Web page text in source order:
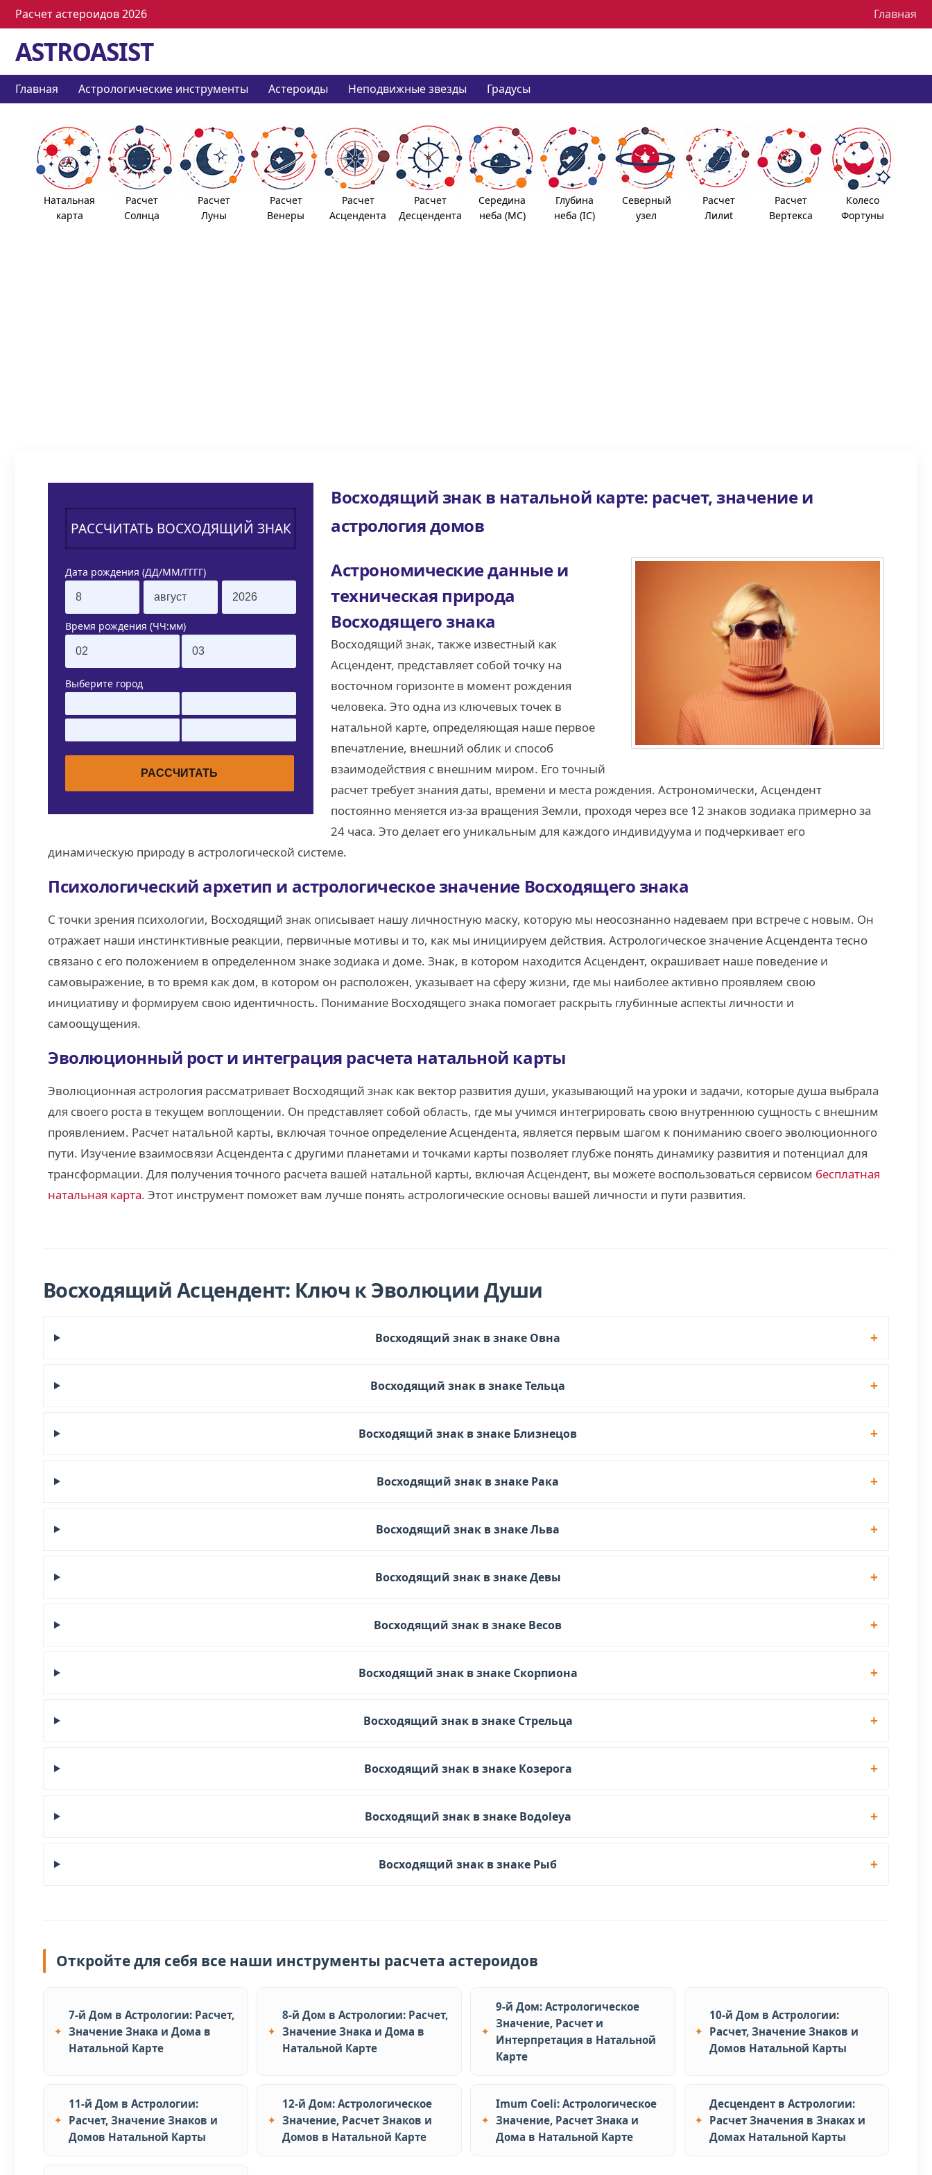
Расчет астероидов 2026 Главная
ASTROASIST
Главная Астрологические инструменты Астероиды Неподвижные звезды Градусы
Натальная
карта
Расчет
Солнца
Расчет
Луны
Расчет
Венеры
Расчет
Асцендента
Расчет
Десцендента
Середина
неба (MC)
Глубина
неба (IC)
Северный
узел
Расчет
Лилиt
Расчет
Вертекса
Колесо
Фортуны
РАССЧИТАТЬ ВОСХОДЯЩИЙ ЗНАК
Дата рождения (ДД/ММ/ГГГГ)
Время рождения (ЧЧ:мм)
Выберите город
Восходящий знак в натальной карте: расчет, значение и
астрология домов
Астрономические данные и
техническая природа
Восходящего знака
Восходящий знак, также известный как
Асцендент, представляет собой точку на
восточном горизонте в момент рождения
человека. Это одна из ключевых точек в
натальной карте, определяющая наше первое
впечатление, внешний облик и способ
взаимодействия с внешним миром. Его точный
расчет требует знания даты, времени и места рождения. Астрономически, Асцендент
постоянно меняется из-за вращения Земли, проходя через все 12 знаков зодиака примерно за
24 часа. Это делает его уникальным для каждого индивидуума и подчеркивает его
динамическую природу в астрологической системе.
Психологический архетип и астрологическое значение Восходящего знака
С точки зрения психологии, Восходящий знак описывает нашу личностную маску, которую мы неосознанно надеваем при встрече с новым. Он
отражает наши инстинктивные реакции, первичные мотивы и то, как мы инициируем действия. Астрологическое значение Асцендента тесно
связано с его положением в определенном знаке зодиака и доме. Знак, в котором находится Асцендент, окрашивает наше поведение и
самовыражение, в то время как дом, в котором он расположен, указывает на сферу жизни, где мы наиболее активно проявляем свою
инициативу и формируем свою идентичность. Понимание Восходящего знака помогает раскрыть глубинные аспекты личности и
самоощущения.
Эволюционный рост и интеграция расчета натальной карты
Эволюционная астрология рассматривает Восходящий знак как вектор развития души, указывающий на уроки и задачи, которые душа выбрала
для своего роста в текущем воплощении. Он представляет собой область, где мы учимся интегрировать свою внутреннюю сущность с внешним
проявлением. Расчет натальной карты, включая точное определение Асцендента, является первым шагом к пониманию своего эволюционного
пути. Изучение взаимосвязи Асцендента с другими планетами и точками карты позволяет глубже понять динамику развития и потенциал для
трансформации. Для получения точного расчета вашей натальной карты, включая Асцендент, вы можете воспользоваться сервисом бесплатная
натальная карта. Этот инструмент поможет вам лучше понять астрологические основы вашей личности и пути развития.
Восходящий Асцендент: Ключ к Эволюции Души
Восходящий знак в знаке Овна
Восходящий знак в знаке Тельца
Восходящий знак в знаке Близнецов
Восходящий знак в знаке Рака
Восходящий знак в знаке Льва
Восходящий знак в знаке Девы
Восходящий знак в знаке Весов
Восходящий знак в знаке Скорпиона
Восходящий знак в знаке Стрельца
Восходящий знак в знаке Козерога
Восходящий знак в знаке Водоleya
Восходящий знак в знаке Рыб
Откройте для себя все наши инструменты расчета астероидов
7-й Дом в Астрологии: Расчет,
Значение Знака и Дома в
Натальной Карте
8-й Дом в Астрологии: Расчет,
Значение Знака и Дома в
Натальной Карте
9-й Дом: Астрологическое
Значение, Расчет и
Интерпретация в Натальной
Карте
10-й Дом в Астрологии:
Расчет, Значение Знаков и
Домов Натальной Карты
11-й Дом в Астрологии:
Расчет, Значение Знаков и
Домов Натальной Карты
12-й Дом: Астрологическое
Значение, Расчет Знаков и
Домов в Натальной Карте
Imum Coeli: Астрологическое
Значение, Расчет Знака и
Дома в Натальной Карте
Десцендент в Астрологии:
Расчет Значения в Знаках и
Домах Натальной Карты